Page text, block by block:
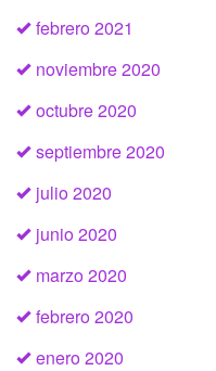
febrero 2021
noviembre 2020
octubre 2020
septiembre 2020
julio 2020
junio 2020
marzo 2020
febrero 2020
enero 2020